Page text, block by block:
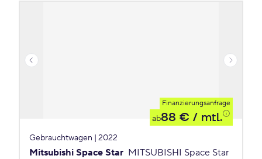
Finanzierungsanfrage
ab88 € / mtl.
Gebrauchtwagen | 2022
Mitsubishi Space Star MITSUBISHI Space Star